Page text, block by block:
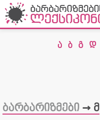
ა ბ გ დ
ბარბარიზმები → მ